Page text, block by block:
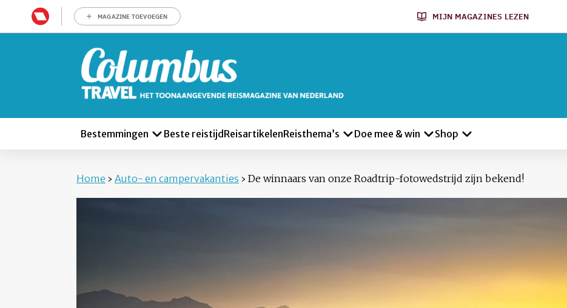
MAGAZINE TOEVOEGEN MIJN MAGAZINES LEZEN
Bestemmingen Beste reistijd ReisartikelenReisthema’s Doe mee & win Shop
Home › Auto- en campervakanties › De winnaars van onze Roadtrip-fotowedstrijd zijn bekend!